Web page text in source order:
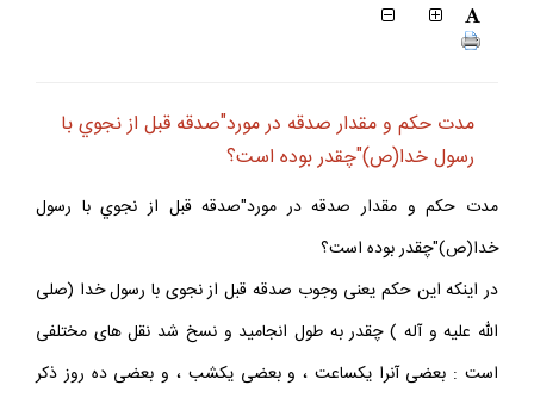
مدت حكم و مقدار صدقه در مورد"صدقه قبل از نجوي با
رسول خدا(ص)"چقدر بوده است؟
مدت حكم و مقدار صدقه در مورد"صدقه قبل از نجوي با رسول
خدا(ص)"چقدر بوده است؟
در اينكه اين حكم يعنى وجوب صدقه قبل از نجوى با رسول خدا (صلى
اللّه عليه و آله ) چقدر به طول انجاميد و نسخ شد نقل هاى مختلفى
است : بعضى آنرا يكساعت ، و بعضى يكشب ، و بعضى ده روز ذكر